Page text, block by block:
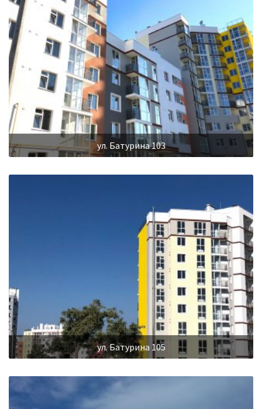
ул. Батурина 103
ул. Батурина 105